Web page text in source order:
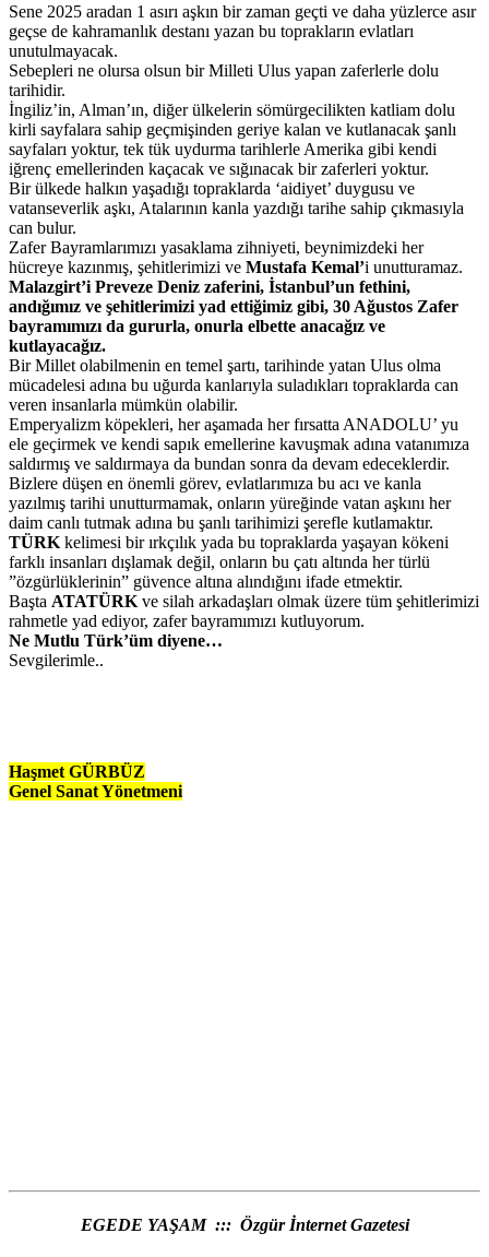
Sene 2025 aradan 1 asırı aşkın bir zaman geçti ve daha yüzlerce asır
geçse de kahramanlık destanı yazan bu toprakların evlatları
unutulmayacak.
Sebepleri ne olursa olsun bir Milleti Ulus yapan zaferlerle dolu
tarihidir.
İngiliz’in, Alman’ın, diğer ülkelerin sömürgecilikten katliam dolu
kirli sayfalara sahip geçmişinden geriye kalan ve kutlanacak şanlı
sayfaları yoktur, tek tük uydurma tarihlerle Amerika gibi kendi
iğrenç emellerinden kaçacak ve sığınacak bir zaferleri yoktur.
Bir ülkede halkın yaşadığı topraklarda ‘aidiyet’ duygusu ve
vatanseverlik aşkı, Atalarının kanla yazdığı tarihe sahip çıkmasıyla
can bulur.
Zafer Bayramlarımızı yasaklama zihniyeti, beynimizdeki her
hücreye kazınmış, şehitlerimizi ve Mustafa Kemal’i unutturamaz.
Malazgirt’i Preveze Deniz zaferini, İstanbul’un fethini,
andığımız ve şehitlerimizi yad ettiğimiz gibi, 30 Ağustos Zafer
bayramımızı da gururla, onurla elbette anacağız ve
kutlayacağız.
Bir Millet olabilmenin en temel şartı, tarihinde yatan Ulus olma
mücadelesi adına bu uğurda kanlarıyla suladıkları topraklarda can
veren insanlarla mümkün olabilir.
Emperyalizm köpekleri, her aşamada her fırsatta ANADOLU’ yu
ele geçirmek ve kendi sapık emellerine kavuşmak adına vatanımıza
saldırmış ve saldırmaya da bundan sonra da devam edeceklerdir.
Bizlere düşen en önemli görev, evlatlarımıza bu acı ve kanla
yazılmış tarihi unutturmamak, onların yüreğinde vatan aşkını her
daim canlı tutmak adına bu şanlı tarihimizi şerefle kutlamaktır.
TÜRK kelimesi bir ırkçılık yada bu topraklarda yaşayan kökeni
farklı insanları dışlamak değil, onların bu çatı altında her türlü
”özgürlüklerinin” güvence altına alındığını ifade etmektir.
Başta ATATÜRK ve silah arkadaşları olmak üzere tüm şehitlerimizi
rahmetle yad ediyor, zafer bayramımızı kutluyorum.
Ne Mutlu Türk’üm diyene…
Sevgilerimle..
Haşmet GÜRBÜZ
Genel Sanat Yönetmeni
EGEDE YAŞAM ::: Özgür İnternet Gazetesi